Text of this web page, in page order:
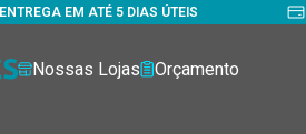
ENTREGA EM ATÉ 5 DIAS ÚTEIS
Nossas Lojas Orçamento